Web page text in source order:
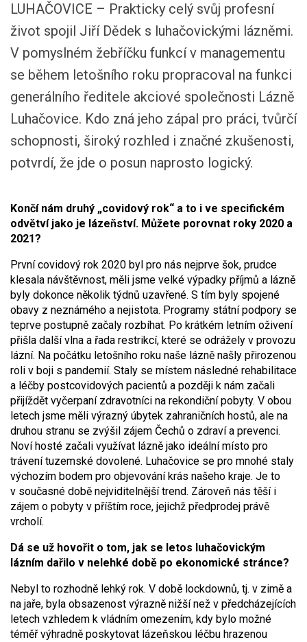
LUHAČOVICE – Prakticky celý svůj profesní
život spojil Jiří Dědek s luhačovickými lázněmi.
V pomyslném žebříčku funkcí v managementu
se během letošního roku propracoval na funkci
generálního ředitele akciové společnosti Lázně
Luhačovice. Kdo zná jeho zápal pro práci, tvůrčí
schopnosti, široký rozhled i značné zkušenosti,
potvrdí, že jde o posun naprosto logický.
Končí nám druhý „covidový rok“ a to i ve specifickém
odvětví jako je lázeňství. Můžete porovnat roky 2020 a
2021?
První covidový rok 2020 byl pro nás nejprve šok, prudce
klesala návštěvnost, měli jsme velké výpadky příjmů a lázně
byly dokonce několik týdnů uzavřené. S tím byly spojené
obavy z neznámého a nejistota. Programy státní podpory se
teprve postupně začaly rozbíhat. Po krátkém letním oživení
přišla další vlna a řada restrikcí, které se odrážely v provozu
lázní. Na počátku letošního roku naše lázně našly přirozenou
roli v boji s pandemií. Staly se místem následné rehabilitace
a léčby postcovidových pacientů a později k nám začali
přijíždět vyčerpaní zdravotníci na rekondiční pobyty. V obou
letech jsme měli výrazný úbytek zahraničních hostů, ale na
druhou stranu se zvýšil zájem Čechů o zdraví a prevenci.
Noví hosté začali využívat lázně jako ideální místo pro
trávení tuzemské dovolené. Luhačovice se pro mnohé staly
výchozím bodem pro objevování krás našeho kraje. Je to
v současné době nejviditelnější trend. Zároveň nás těší i
zájem o pobyty v příštím roce, jejichž předprodej právě
vrcholí.
Dá se už hovořit o tom, jak se letos luhačovickým
lázním dařilo v nelehké době po ekonomické stránce?
Nebyl to rozhodně lehký rok. V době lockdownů, tj. v zimě a
na jaře, byla obsazenost výrazně nižší než v předcházejících
letech vzhledem k vládním omezením, kdy bylo možné
téměř výhradně poskytovat lázeňskou léčbu hrazenou